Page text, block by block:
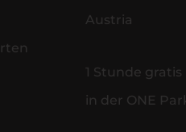
Austria
1 Stunde gratis
in der ONE